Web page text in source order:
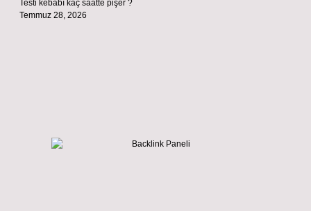
Testi kebabı kaç saatte pişer ?
Temmuz 28, 2026